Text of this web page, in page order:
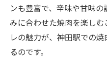
ンも豊富で、辛味や甘味
みに合わせた焼肉を楽し
レの魅力が、神田駅での
るのです。